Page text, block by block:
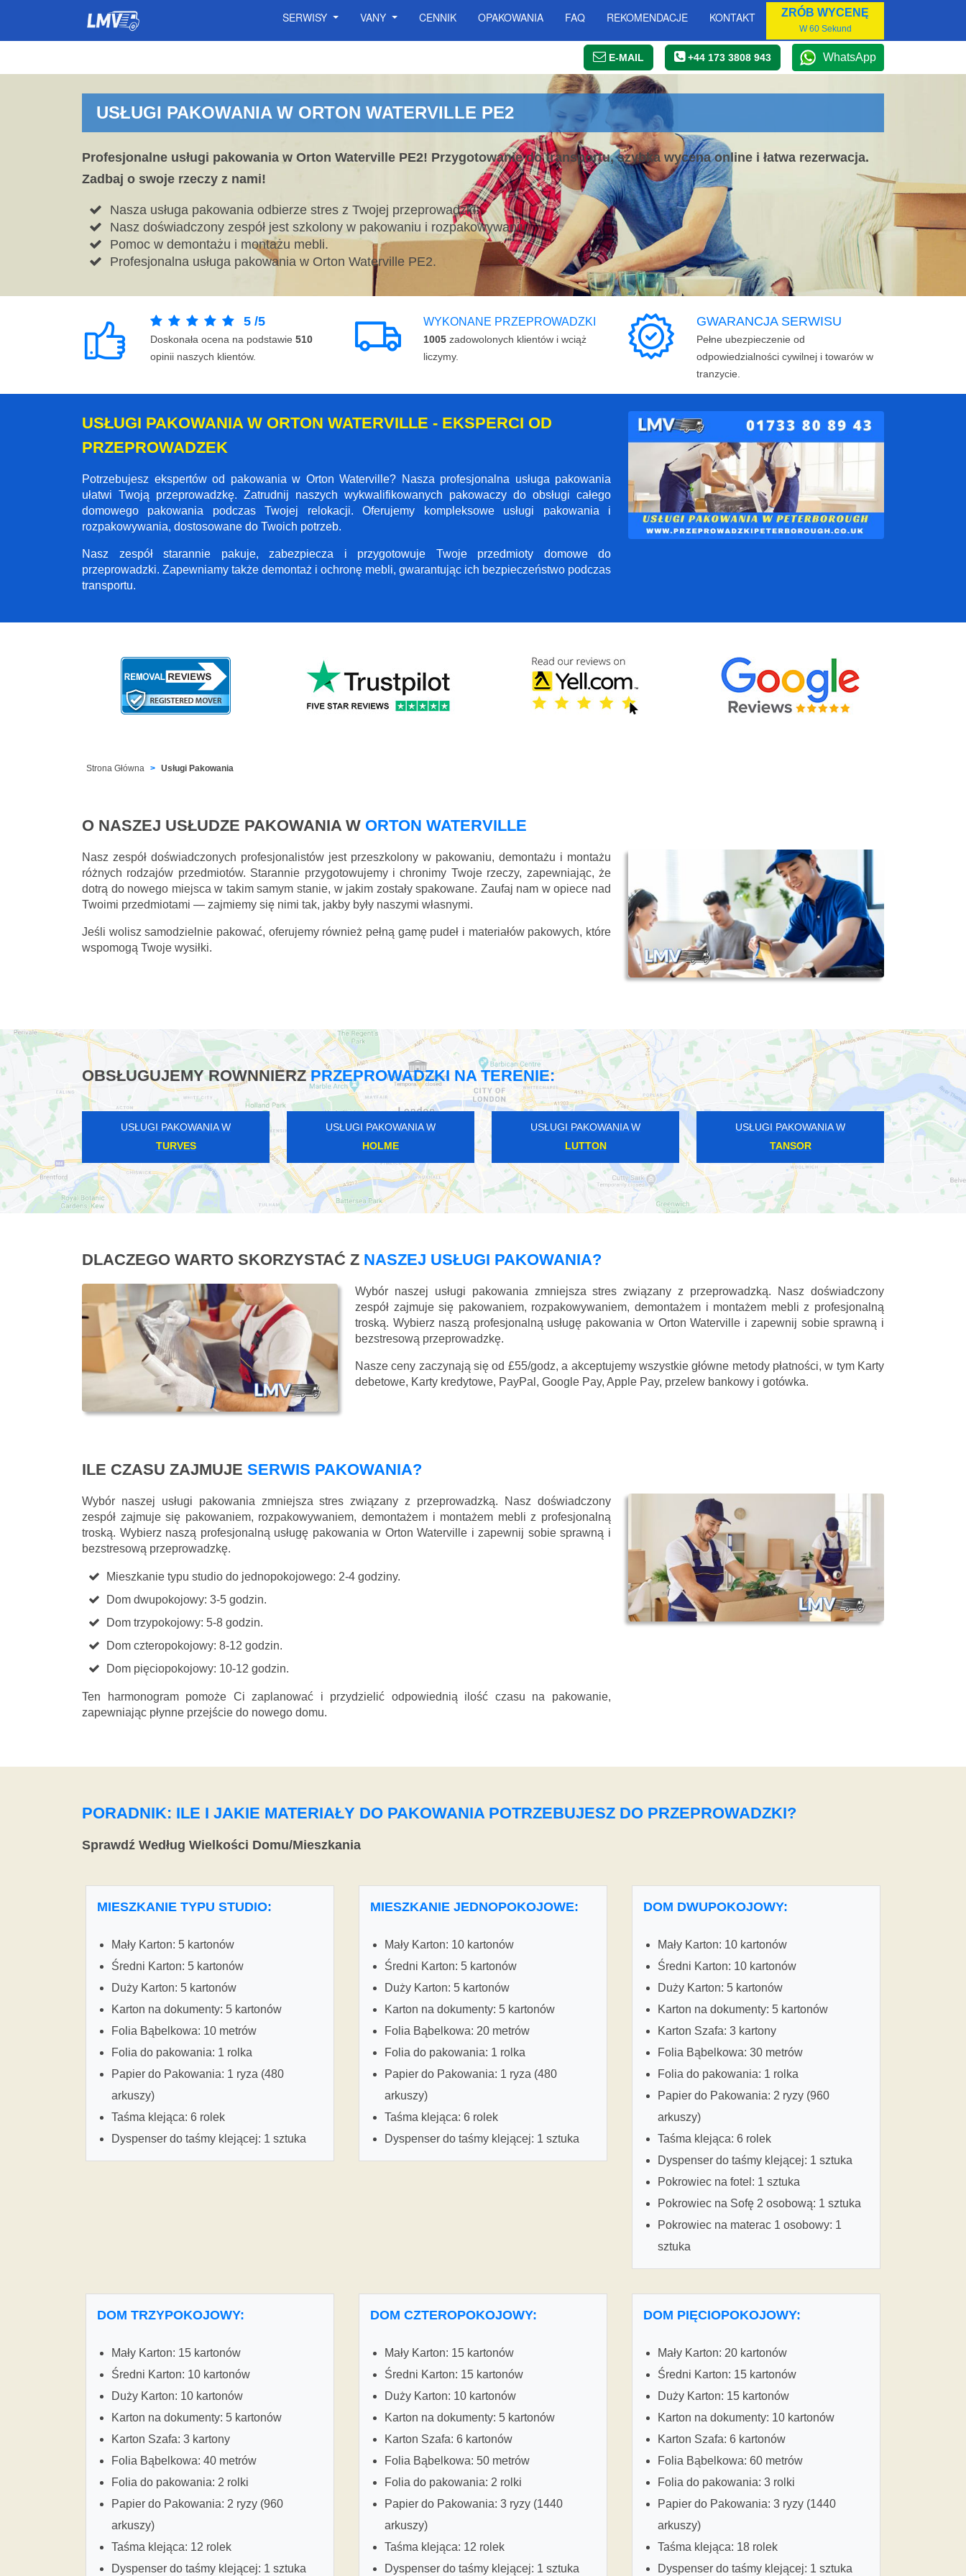
SERWISY VANY CENNIK OPAKOWANIA FAQ REKOMENDACJE KONTAKT ZRÓB WYCENĘ
W 60 Sekund
E-MAIL +44 173 3808 943 WhatsApp
USŁUGI PAKOWANIA W ORTON WATERVILLE PE2
Profesjonalne usługi pakowania w Orton Waterville PE2! Przygotowanie do transportu, szybka wycena online i łatwa rezerwacja.
Zadbaj o swoje rzeczy z nami!
Nasza usługa pakowania odbierze stres z Twojej przeprowadzki.
Nasz doświadczony zespół jest szkolony w pakowaniu i rozpakowywaniu.
Pomoc w demontażu i montażu mebli.
Profesjonalna usługa pakowania w Orton Waterville PE2.
5 /5
Doskonała ocena na podstawie 510
opinii naszych klientów.
WYKONANE PRZEPROWADZKI
1005 zadowolonych klientów i wciąż
liczymy.
GWARANCJA SERWISU
Pełne ubezpieczenie od
odpowiedzialności cywilnej i towarów w
tranzycie.
USŁUGI PAKOWANIA W ORTON WATERVILLE - EKSPERCI OD
PRZEPROWADZEK
Potrzebujesz ekspertów od pakowania w Orton Waterville? Nasza profesjonalna usługa pakowania
ułatwi Twoją przeprowadzkę. Zatrudnij naszych wykwalifikowanych pakowaczy do obsługi całego
domowego pakowania podczas Twojej relokacji. Oferujemy kompleksowe usługi pakowania i
rozpakowywania, dostosowane do Twoich potrzeb.
Nasz zespół starannie pakuje, zabezpiecza i przygotowuje Twoje przedmioty domowe do
przeprowadzki. Zapewniamy także demontaż i ochronę mebli, gwarantując ich bezpieczeństwo podczas
transportu.
Strona Główna Usługi Pakowania
O NASZEJ USŁUDZE PAKOWANIA W ORTON WATERVILLE
Nasz zespół doświadczonych profesjonalistów jest przeszkolony w pakowaniu, demontażu i montażu
różnych rodzajów przedmiotów. Starannie przygotowujemy i chronimy Twoje rzeczy, zapewniając, że
dotrą do nowego miejsca w takim samym stanie, w jakim zostały spakowane. Zaufaj nam w opiece nad
Twoimi przedmiotami — zajmiemy się nimi tak, jakby były naszymi własnymi.
Jeśli wolisz samodzielnie pakować, oferujemy również pełną gamę pudeł i materiałów pakowych, które
wspomogą Twoje wysiłki.
OBSŁUGUJEMY ROWNNIERZPRZEPROWADZKI NA TERENIE:
USŁUGI PAKOWANIA W
TURVES
USŁUGI PAKOWANIA W
HOLME
USŁUGI PAKOWANIA W
LUTTON
USŁUGI PAKOWANIA W
TANSOR
DLACZEGO WARTO SKORZYSTAĆ Z NASZEJ USŁUGI PAKOWANIA?
Wybór naszej usługi pakowania zmniejsza stres związany z przeprowadzką. Nasz doświadczony
zespół zajmuje się pakowaniem, rozpakowywaniem, demontażem i montażem mebli z profesjonalną
troską. Wybierz naszą profesjonalną usługę pakowania w Orton Waterville i zapewnij sobie sprawną i
bezstresową przeprowadzkę.
Nasze ceny zaczynają sięod £55/godz, a akceptujemy wszystkie główne metody płatności, w tym Karty
debetowe, Karty kredytowe, PayPal, Google Pay, Apple Pay, przelew bankowy i gotówka.
ILE CZASU ZAJMUJE SERWIS PAKOWANIA?
Wybór naszej usługi pakowania zmniejsza stres związany z przeprowadzką. Nasz doświadczony
zespół zajmuje się pakowaniem, rozpakowywaniem, demontażem i montażem mebli z profesjonalną
troską. Wybierz naszą profesjonalną usługę pakowania w Orton Waterville i zapewnij sobie sprawną i
bezstresową przeprowadzkę.
Mieszkanie typu studio do jednopokojowego: 2-4 godziny.
Dom dwupokojowy: 3-5 godzin.
Dom trzypokojowy: 5-8 godzin.
Dom czteropokojowy: 8-12 godzin.
Dom pięciopokojowy: 10-12 godzin.
Ten harmonogram pomoże Ci zaplanować i przydzielić odpowiednią ilość czasu na pakowanie,
zapewniając płynne przejście do nowego domu.
PORADNIK: ILE I JAKIE MATERIAŁY DO PAKOWANIA POTRZEBUJESZ DO PRZEPROWADZKI?
Sprawdź Według Wielkości Domu/Mieszkania
MIESZKANIE TYPU STUDIO:
Mały Karton: 5 kartonów
Średni Karton: 5 kartonów
Duży Karton: 5 kartonów
Karton na dokumenty: 5 kartonów
Folia Bąbelkowa: 10 metrów
Folia do pakowania: 1 rolka
Papier do Pakowania: 1 ryza (480
arkuszy)
Taśma klejąca: 6 rolek
Dyspenser do taśmy klejącej: 1 sztuka
MIESZKANIE JEDNOPOKOJOWE:
Mały Karton: 10 kartonów
Średni Karton: 5 kartonów
Duży Karton: 5 kartonów
Karton na dokumenty: 5 kartonów
Folia Bąbelkowa: 20 metrów
Folia do pakowania: 1 rolka
Papier do Pakowania: 1 ryza (480
arkuszy)
Taśma klejąca: 6 rolek
Dyspenser do taśmy klejącej: 1 sztuka
DOM DWUPOKOJOWY:
Mały Karton: 10 kartonów
Średni Karton: 10 kartonów
Duży Karton: 5 kartonów
Karton na dokumenty: 5 kartonów
Karton Szafa: 3 kartony
Folia Bąbelkowa: 30 metrów
Folia do pakowania: 1 rolka
Papier do Pakowania: 2 ryzy (960
arkuszy)
Taśma klejąca: 6 rolek
Dyspenser do taśmy klejącej: 1 sztuka
Pokrowiec na fotel: 1 sztuka
Pokrowiec na Sofę 2 osobową: 1 sztuka
Pokrowiec na materac 1 osobowy: 1
sztuka
DOM TRZYPOKOJOWY:
Mały Karton: 15 kartonów
Średni Karton: 10 kartonów
Duży Karton: 10 kartonów
Karton na dokumenty: 5 kartonów
Karton Szafa: 3 kartony
Folia Bąbelkowa: 40 metrów
Folia do pakowania: 2 rolki
Papier do Pakowania: 2 ryzy (960
arkuszy)
Taśma klejąca: 12 rolek
Dyspenser do taśmy klejącej: 1 sztuka
DOM CZTEROPOKOJOWY:
Mały Karton: 15 kartonów
Średni Karton: 15 kartonów
Duży Karton: 10 kartonów
Karton na dokumenty: 5 kartonów
Karton Szafa: 6 kartonów
Folia Bąbelkowa: 50 metrów
Folia do pakowania: 2 rolki
Papier do Pakowania: 3 ryzy (1440
arkuszy)
Taśma klejąca: 12 rolek
Dyspenser do taśmy klejącej: 1 sztuka
DOM PIĘCIOPOKOJOWY:
Mały Karton: 20 kartonów
Średni Karton: 15 kartonów
Duży Karton: 15 kartonów
Karton na dokumenty: 10 kartonów
Karton Szafa: 6 kartonów
Folia Bąbelkowa: 60 metrów
Folia do pakowania: 3 rolki
Papier do Pakowania: 3 ryzy (1440
arkuszy)
Taśma klejąca: 18 rolek
Dyspenser do taśmy klejącej: 1 sztuka